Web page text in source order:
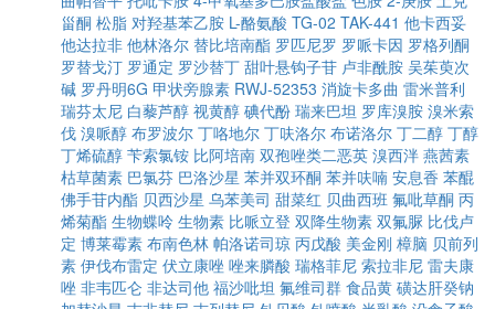
甾酮 松脂 对羟基苯乙胺 L-酪氨酸 TG-02 TAK-441 他卡西妥
他达拉非 他林洛尔 替比培南酯 罗匹尼罗 罗哌卡因 罗格列酮
罗替戈汀 罗通定 罗沙替丁 甜叶悬钩子苷 卢非酰胺 吴茱萸次
碱 罗丹明6G 甲状旁腺素 RWJ-52353 消旋卡多曲 雷米普利
瑞芬太尼 白藜芦醇 视黄醇 碘代酚 瑞来巴坦 罗库溴胺 溴米索
伐 溴哌醇 布罗波尔 丁咯地尔 丁呋洛尔 布诺洛尔 丁二醇 丁醇
丁烯硫醇 苄索氯铵 比阿培南 双孢唑类二恶英 溴西泮 燕茜素
枯草菌素 巴氯芬 巴洛沙星 苯并双环酮 苯并呋喃 安息香 苯醌
佛手苷内酯 贝西沙星 乌苯美司 甜菜红 贝曲西班 氟吡草酮 丙
烯菊酯 生物蝶呤 生物素 比哌立登 双降生物素 双氟脲 比伐卢
定 博莱霉素 布南色林 帕洛诺司琼 丙戊酸 美金刚 樟脑 贝前列
素 伊伐布雷定 伏立康唑 唑来膦酸 瑞格菲尼 索拉非尼 雷夫康
唑 非韦匹仑 非达司他 福沙吡坦 氟维司群 食品黄 磺达肝癸钠